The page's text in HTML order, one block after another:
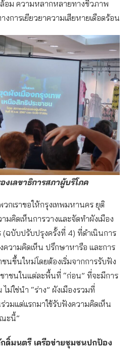
อม ความหลากหลายทางชีวภาพ
การเยียวยาความเสียหายเดือดร้อน
เลขาธิการสภาผู้บริโภค
กเราขอให้กรุงเทพมหานคร ยุติ
มคิดเห็นการวางและจัดทำผังเมือง
(ฉบับปรับปรุงครั้งที่ 4) ที่ดำเนินการ
ความคิดเห็น ปรึกษาหารือ และการ
นขึ้นใหม่โดยต้องเริ่มจากการรับฟัง
าชนในแต่ละพื้นที่ “ก่อน” ที่จะมีการ
ม่ใช่นำ “ร่าง” ผังเมืองรวมที่
วมแต่แรกมาใช้รับฟังความคิดเห็น
ะนี้”
ดิ์มนตรี เครือข่ายชุมชนปกป้อง